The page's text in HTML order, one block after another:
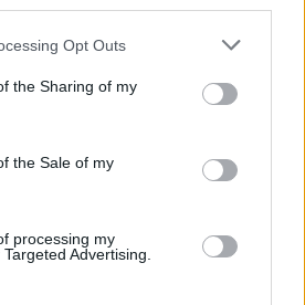
Opt Outs
the Sharing of my
the Sale of my
processing my
Advertising.